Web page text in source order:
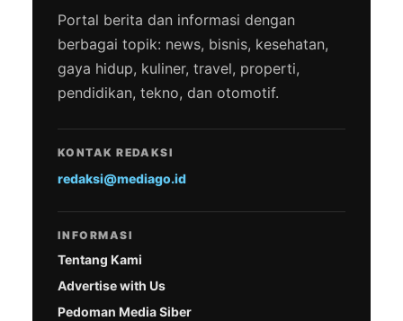
Portal berita dan informasi dengan
berbagai topik: news, bisnis, kesehatan,
gaya hidup, kuliner, travel, properti,
pendidikan, tekno, dan otomotif.
KONTAK REDAKSI
redaksi@mediago.id
INFORMASI
Tentang Kami
Advertise with Us
Pedoman Media Siber